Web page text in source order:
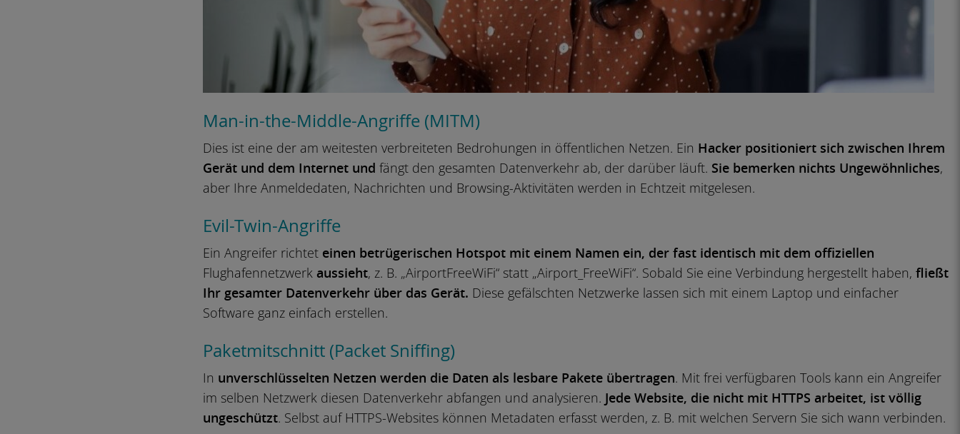
Man-in-the-Middle-Angriffe (MITM)
Dies ist eine der am weitesten verbreiteten Bedrohungen in öffentlichen Netzen. Ein Hacker positioniert sich zwischen Ihrem
Gerät und dem Internet und fängt den gesamten Datenverkehr ab, der darüber läuft. Sie bemerken nichts Ungewöhnliches,
aber Ihre Anmeldedaten, Nachrichten und Browsing-Aktivitäten werden in Echtzeit mitgelesen.
Evil-Twin-Angriffe
Ein Angreifer richtet einen betrügerischen Hotspot mit einem Namen ein, der fast identisch mit dem offiziellen
Flughafennetzwerk aussieht, z. B. „AirportFreeWiFi“ statt „Airport_FreeWiFi“. Sobald Sie eine Verbindung hergestellt haben, fließt
Ihr gesamter Datenverkehr über das Gerät. Diese gefälschten Netzwerke lassen sich mit einem Laptop und einfacher
Software ganz einfach erstellen.
Paketmitschnitt (Packet Sniffing)
In unverschlüsselten Netzen werden die Daten als lesbare Pakete übertragen. Mit frei verfügbaren Tools kann ein Angreifer
im selben Netzwerk diesen Datenverkehr abfangen und analysieren. Jede Website, die nicht mit HTTPS arbeitet, ist völlig
ungeschützt. Selbst auf HTTPS-Websites können Metadaten erfasst werden, z. B. mit welchen Servern Sie sich wann verbinden.